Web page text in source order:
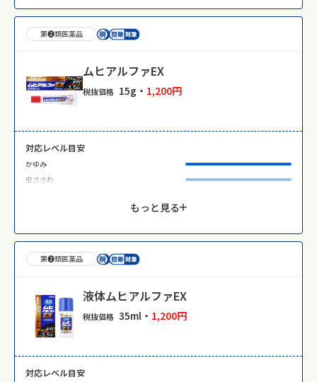
第❷類医薬品
ムヒアルファEX
税抜価格 15g・ 1,200円
対応レベル目安
かゆみ
虫さされ
もっと見る
第❷類医薬品
液体ムヒアルファEX
税抜価格 35ml・ 1,200円
対応レベル目安